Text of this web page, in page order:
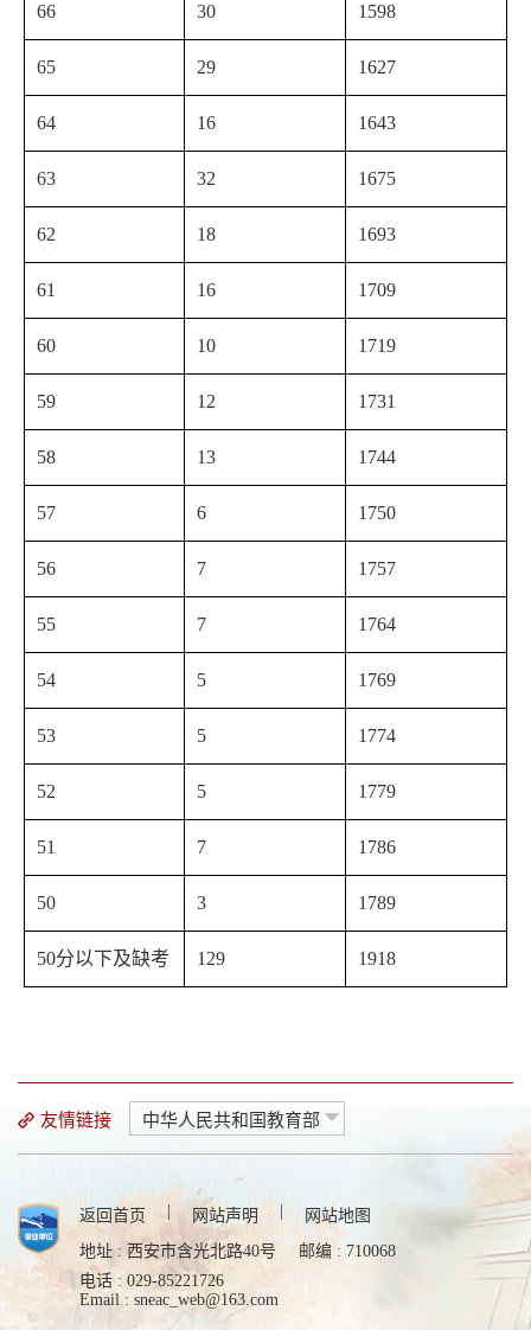
66 30 1598
65 29 1627
64 16 1643
63 32 1675
62 18 1693
61 16 1709
60 10 1719
59 12 1731
58 13 1744
57 6 1750
56 7 1757
55 7 1764
54 5 1769
53 5 1774
52 5 1779
51 7 1786
50 3 1789
50分以下及缺考 129 1918
友情链接 中华人民共和国教育部
返回首页 网站声明
网站地图
地址 : 西安市含光北路40号
邮编 : 710068
电话 : 029-85221726
Email : sneac_web@163.com